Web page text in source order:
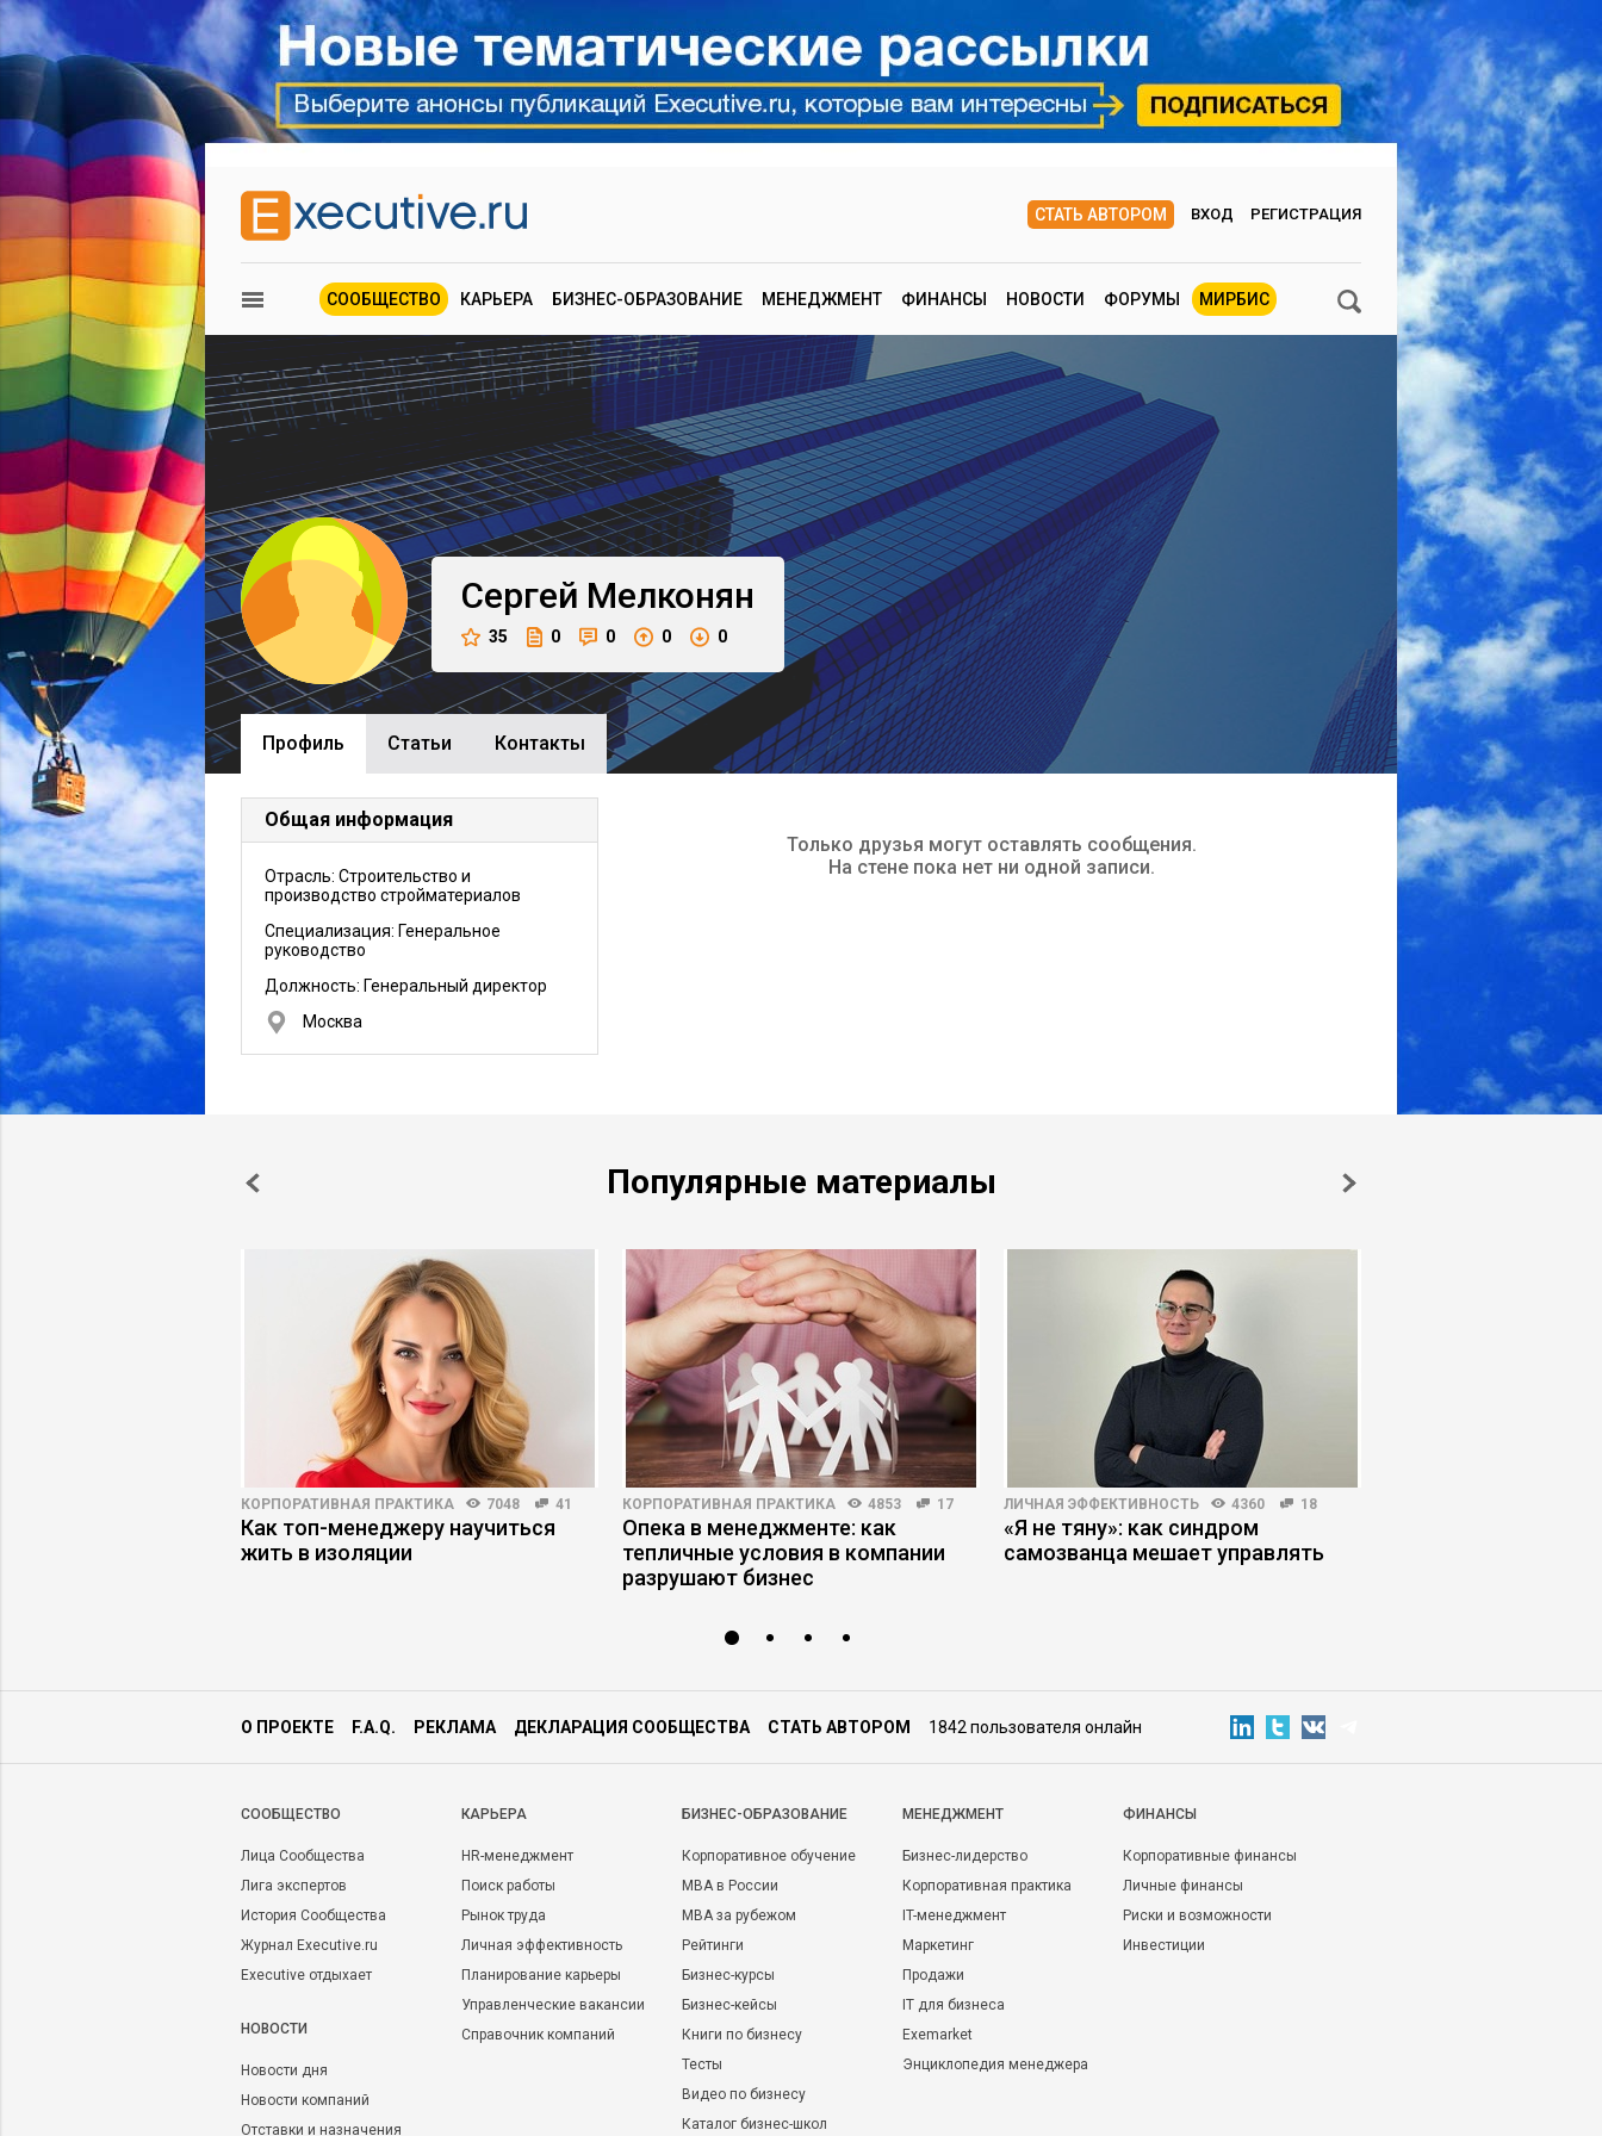
СТАТЬ АВТОРОМ ВХОД РЕГИСТРАЦИЯ
СООБЩЕСТВО КАРЬЕРА БИЗНЕС-ОБРАЗОВАНИЕ МЕНЕДЖМЕНТ ФИНАНСЫ НОВОСТИ ФОРУМЫ МИРБИС
Сергей Мелконян
35 0 0 0 0
Профиль Cтатьи Контакты
Общая информация
Отрасль: Строительство и
производство стройматериалов
Специализация: Генеральное
руководство
Должность: Генеральный директор
Москва
Только друзья могут оставлять сообщения.
На стене пока нет ни одной записи.
Популярные материалы
КОРПОРАТИВНАЯ ПРАКТИКА 7048 41
Как топ-менеджеру научиться
жить в изоляции
КОРПОРАТИВНАЯ ПРАКТИКА 4853 17
Опека в менеджменте: как
тепличные условия в компании
разрушают бизнес
ЛИЧНАЯ ЭФФЕКТИВНОСТЬ 4360 18
«Я не тяну»: как синдром
самозванца мешает управлять
О ПРОЕКТЕ F.A.Q. РЕКЛАМА ДЕКЛАРАЦИЯ СООБЩЕСТВА СТАТЬ АВТОРОМ 1842 пользователя онлайн
CООБЩЕСТВО
Лица Сообщества
Лига экспертов
История Сообщества
Журнал Executive.ru
Executive отдыхает
НОВОСТИ
Новости дня
Новости компаний
Отставки и назначения
КАРЬЕРА
HR-менеджмент
Поиск работы
Рынок труда
Личная эффективность
Планирование карьеры
Управленческие вакансии
Справочник компаний
БИЗНЕС-ОБРАЗОВАНИЕ
Корпоративное обучение
MBA в России
MBA за рубежом
Рейтинги
Бизнес-курсы
Бизнес-кейсы
Книги по бизнесу
Тесты
Видео по бизнесу
Каталог бизнес-школ
МЕНЕДЖМЕНТ
Бизнес-лидерство
Корпоративная практика
IT-менеджмент
Маркетинг
Продажи
IT для бизнеса
Exemarket
Энциклопедия менеджера
ФИНАНСЫ
Корпоративные финансы
Личные финансы
Риски и возможности
Инвестиции